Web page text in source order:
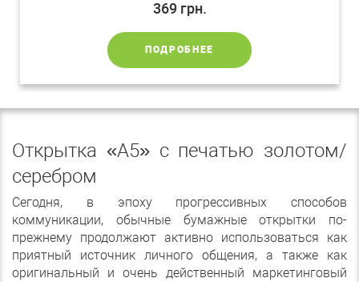
369 грн.
ПОДРОБНЕЕ
Открытка «А5» с печатью золотом/
серебром
Сегодня, в эпоху прогрессивных способов
коммуникации, обычные бумажные открытки по-
прежнему продолжают активно использоваться как
приятный источник личного общения, а также как
оригинальный и очень действенный маркетинговый